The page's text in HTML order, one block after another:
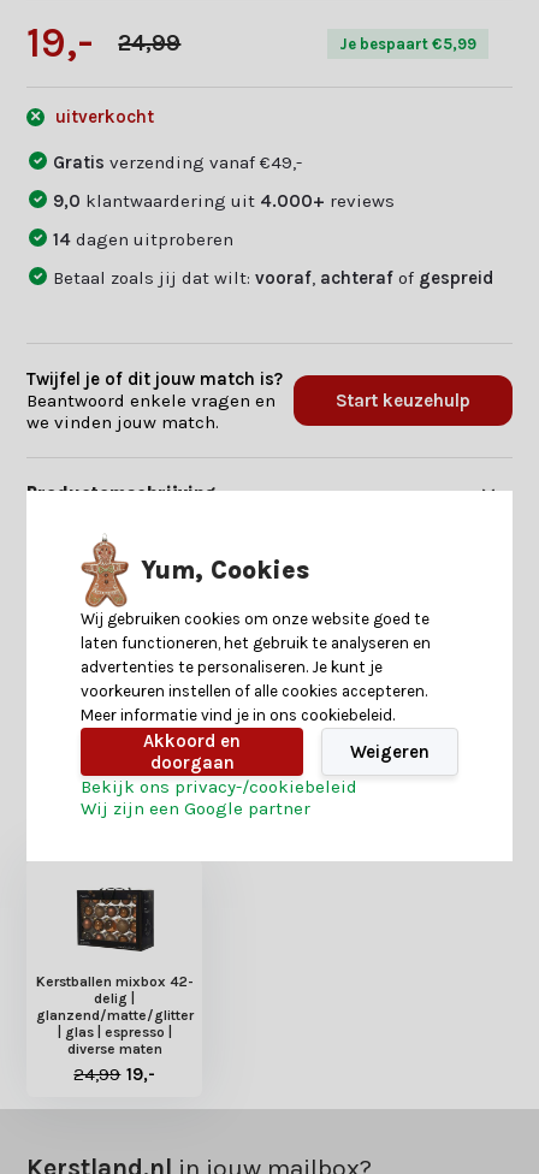
19,- 24,99 Je bespaart €5,99
uitverkocht
Gratisverzending vanaf €49,-
9,0 klantwaardering uit 4.000+ reviews
14dagen uitproberen
Betaal zoals jij dat wilt:vooraf achteraf of gespreid
Twijfel je of dit jouw match is?
Beantwoord enkele vragen en
we vinden jouw match.
Start keuzehulp
Productomschrijving
Specificaties
Reviews
Heb je nog interesse in deze recent bekeken
producten?
Kerstballen mixbox 42-
delig |
glanzend/matte/glitter
| glas | espresso |
diverse maten
24,99 19,-
Kerstland.nl in jouw mailbox?
Yum, Cookies
Wij gebruiken cookies om onze website goed te
laten functioneren, het gebruik te analyseren en
advertenties te personaliseren. Je kunt je
voorkeuren instellen of alle cookies accepteren.
Meer informatie vind je in ons cookiebeleid.
Akkoord en
doorgaan
Weigeren
Bekijk ons privacy-/cookiebeleid
Wij zijn een Google partner